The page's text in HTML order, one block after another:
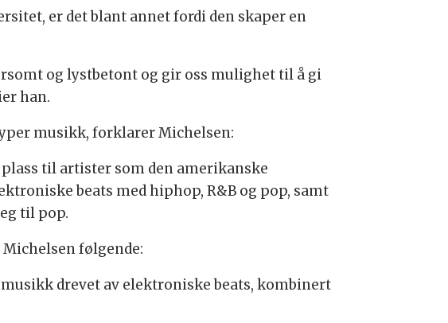
er det blant annet fordi den skaper en
og lystbetont og gir oss mulighet til å gi
han.
musikk, forklarer Michelsen:
til artister som den amerikanske
beats med hiphop, R&B og pop, samt
til pop.
følgende:
drevet av elektroniske beats, kombinert